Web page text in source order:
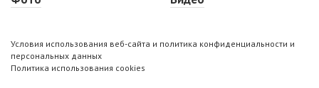
Условия использования веб-сайта и политика конфиденциальности и
персональных данных
Политика использования cookies